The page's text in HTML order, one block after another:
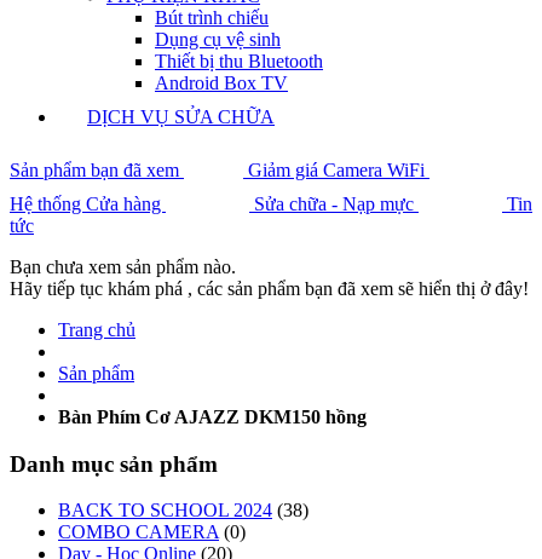
Bút trình chiếu
Dụng cụ vệ sinh
Thiết bị thu Bluetooth
Android Box TV
DỊCH VỤ SỬA CHỮA
Sản phẩm bạn đã xem
Giảm giá Camera WiFi
Hệ thống Cửa hàng
Sửa chữa - Nạp mực
Tin
tức
Bạn chưa xem sản phẩm nào.
Hãy tiếp tục khám phá , các sản phẩm bạn đã xem sẽ hiển thị ở đây!
Trang chủ
Sản phẩm
Bàn Phím Cơ AJAZZ DKM150 hồng
Danh mục sản phẩm
BACK TO SCHOOL 2024 (38)
COMBO CAMERA (0)
Dạy - Học Online (20)